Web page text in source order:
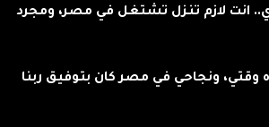
انت لازم تنزل تشتغل في مصر، ومجرد
ونجاحي في مصر كان بتوفيق ربنا